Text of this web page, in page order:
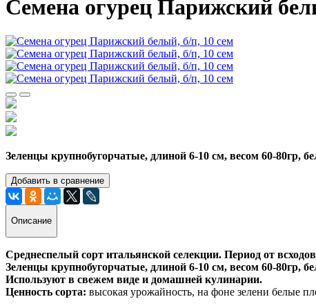
Семена огурец Парижский
Зеленцы крупнобугорчатые, длиной 6-10 см, весом 60-80гр,
Добавить в сравнение
Описание
Среднеспелый сорт итальянской селекции. Период от
Зеленцы крупнобугорчатые, длиной 6-10 см, весом 60-80гр,
Используют в свежем виде и домашней кулинарии.
Ценность сорта: высокая урожайность, на фоне зелени белые